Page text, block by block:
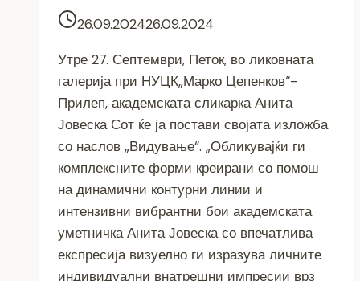
26.09.202426.09.2024
Утре 27. Септември, Петок, во ликовната
галерија при НУЦК„Марко Цепенков“-
Прилеп, академската сликарка Анита
Јовеска Сот ќе ја постави својата изложба
со наслов „Видување“. „Обликувајќи ги
комплексните форми креирани со помош
на динамични контурни линии и
интензивни вибрантни бои академската
уметничка Анита Јовеска со впечатлива
експресија визуелно ги изразува личните
индивидуални внатрешни импресии врз